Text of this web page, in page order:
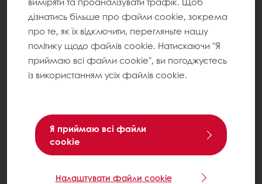
дізнатись більше про файли cookie, зокрема
про те, як їх відключити, перегляньте нашу
політику щодо файлів cookie. Натискаючи "Я
приймаю всі файли cookie", ви погоджуєтесь
із використанням усіх файлів cookie.
Я приймаю всі файли
cookie
Налаштувати файли cookie